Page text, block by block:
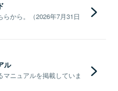
から。（2026年7月31日
ル
ニュアルを掲載していま